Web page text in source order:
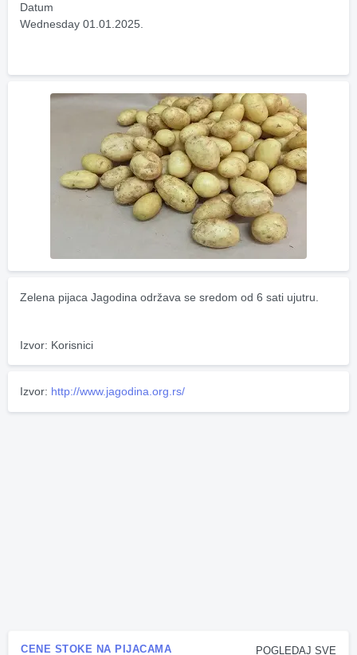
Datum
Wednesday 01.01.2025.
Zelena pijaca Jagodina održava se sredom od 6 sati ujutru.
Izvor: Korisnici
Izvor: http://www.jagodina.org.rs/
POGLEDAJ SVE
CENE STOKE NA PIJACAMA